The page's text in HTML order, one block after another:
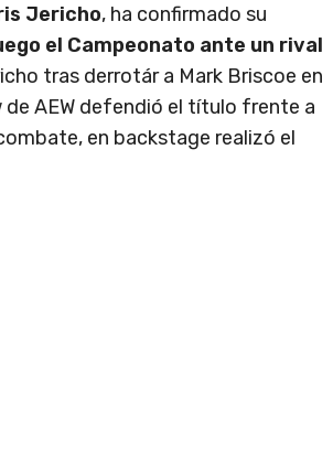
Jericho, ha confirmado su
el Campeonato ante un rival
tras derrotár a Mark Briscoe en
AEW defendió el título frente a
en backstage realizó el